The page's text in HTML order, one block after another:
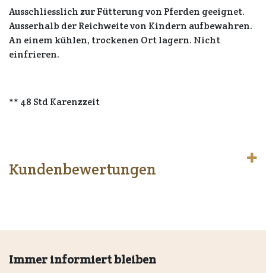
Ausschliesslich zur Fütterung von Pferden geeignet.
Ausserhalb der Reichweite von Kindern aufbewahren.
An einem kühlen, trockenen Ort lagern. Nicht
einfrieren.
** 48 Std Karenzzeit
Kundenbewertungen
Immer informiert bleiben